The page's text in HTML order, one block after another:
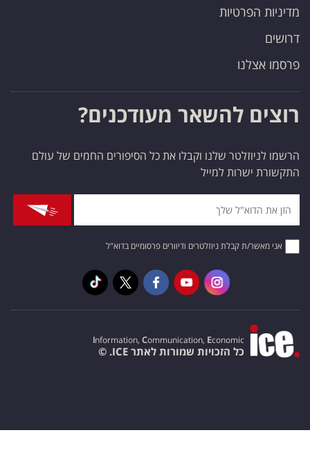
מדיניות הפרטיות
דרושים
פרסמו אצלנו
רוצים להשאר מעודכנים?
הרשמו לניוזלטר שלנו וקבלו את כל הסיפורים החמים של עולם
התקשורת ישרות למייל
אני מאשר/ת קבלת ניוזלטרים ודיוורים פרסומיים בדוא"ל
Information, Communication, Economic
כל הזכויות שמורות לאתר ICE. ©